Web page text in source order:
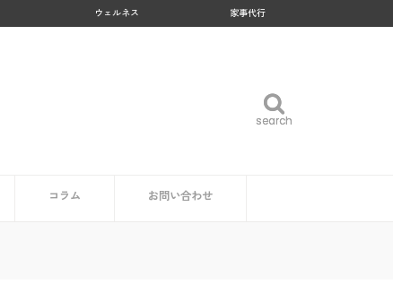
ウェルネス 家事代行
search
search
コラム お問い合わせ